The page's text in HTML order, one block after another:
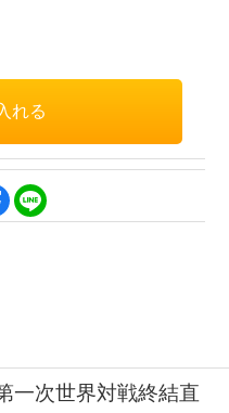
一次世界対戦終結直